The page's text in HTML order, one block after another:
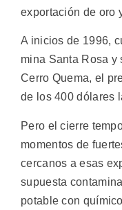
exportación de oro
A inicios de 1996,
mina Santa Rosa y
Cerro Quema, el
de los 400 dólares
Pero el cierre
momentos de
cercanos a esas
supuesta
potable con